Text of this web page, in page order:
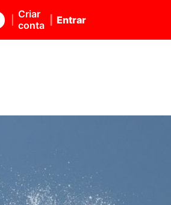
Criar
conta
Entrar